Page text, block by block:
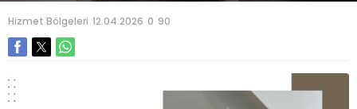
Hizmet Bölgeleri 12.04.2026 0 90